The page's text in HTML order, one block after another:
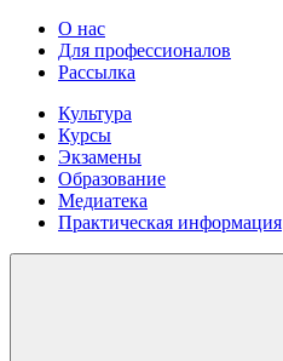
О нас
Для профессионалов
Рассылка
Культура
Курсы
Экзамены
Образование
Медиатека
Практическая информация